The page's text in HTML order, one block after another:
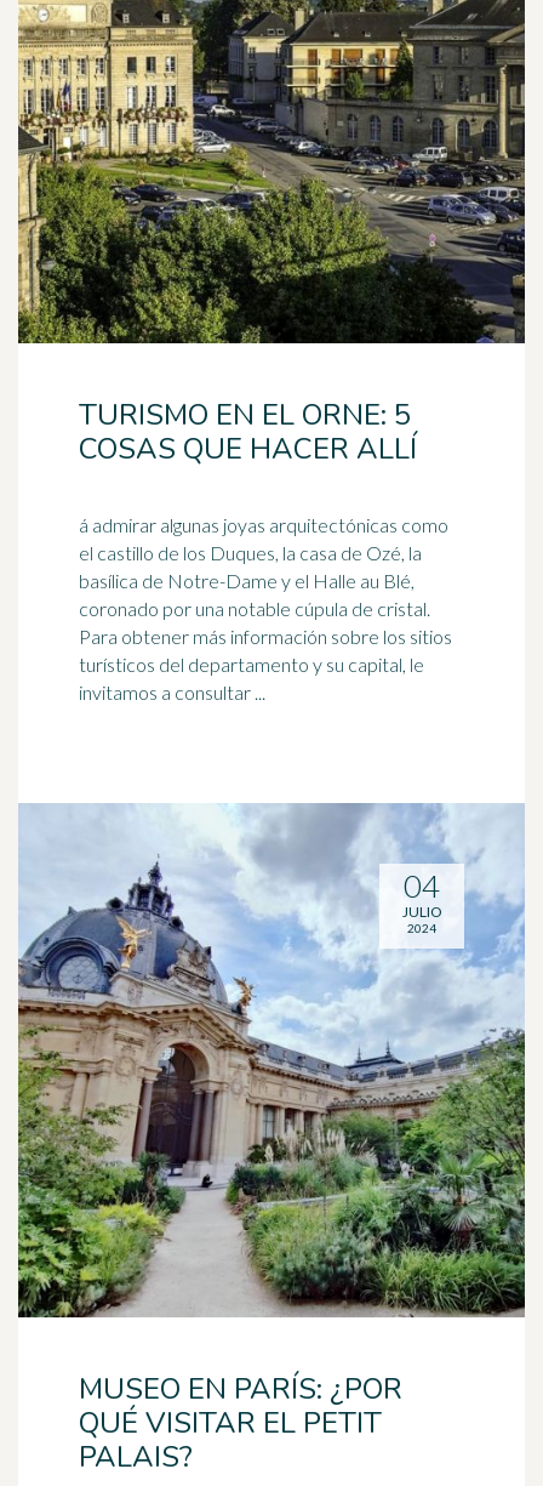
TURISMO EN EL ORNE: 5
COSAS QUE HACER ALLÍ
á admirar algunas joyas arquitectónicas como
el castillo de los Duques, la casa de Ozé, la
basílica de Notre-Dame y el Halle au Blé,
coronado por una notable cúpula de cristal.
Para obtener más información sobre los sitios
turísticos del departamento y su capital, le
invitamos a consultar ...
MUSEO EN PARÍS: ¿POR
QUÉ VISITAR EL PETIT
PALAIS?
04
JULIO
2024